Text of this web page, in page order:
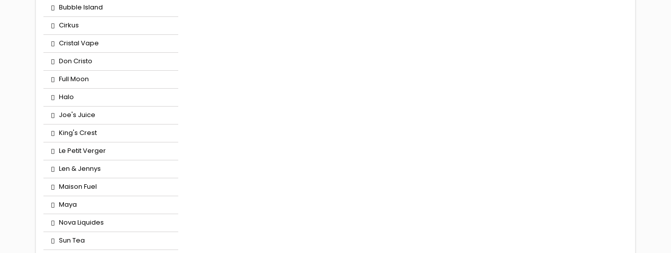
Bubble Island
Cirkus
Cristal Vape
Don Cristo
Full Moon
Halo
Joe's Juice
King's Crest
Le Petit Verger
Len & Jennys
Maison Fuel
Maya
Nova Liquides
Sun Tea